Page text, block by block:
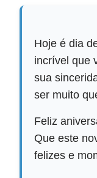
Hoje é dia
incrível que
sua
ser muito
Feliz
Que este
felizes e